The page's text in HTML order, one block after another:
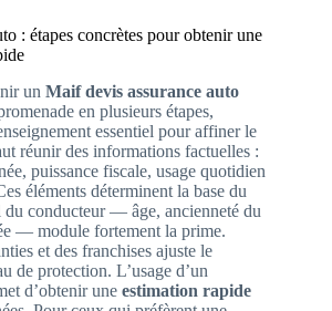
: étapes concrètes pour obtenir une
un Maif devis assurance auto
en plusieurs étapes,
essentiel pour affiner le
réunir des informations factuelles :
puissance fiscale, usage quotidien
éléments déterminent la base du
conducteur — âge, ancienneté du
— module fortement la prime.
et des franchises ajuste le
de protection. L’usage d’un
d’obtenir une estimation rapide